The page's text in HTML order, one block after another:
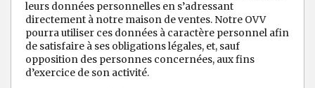
leurs données personnelles en s’adressant
directement à notre maison de ventes. Notre OVV
pourra utiliser ces données à caractère personnel afin
de satisfaire à ses obligations légales, et, sauf
opposition des personnes concernées, aux fins
d’exercice de son activité.